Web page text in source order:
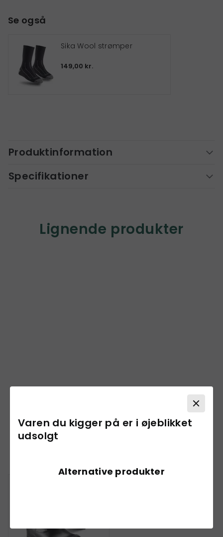
Se også
Sika Wool strømper
149,00 kr.
Produktinformation
Specifikationer
Lignende produkter
Varen du kigger på er i øjeblikket
udsolgt
Alternative produkter